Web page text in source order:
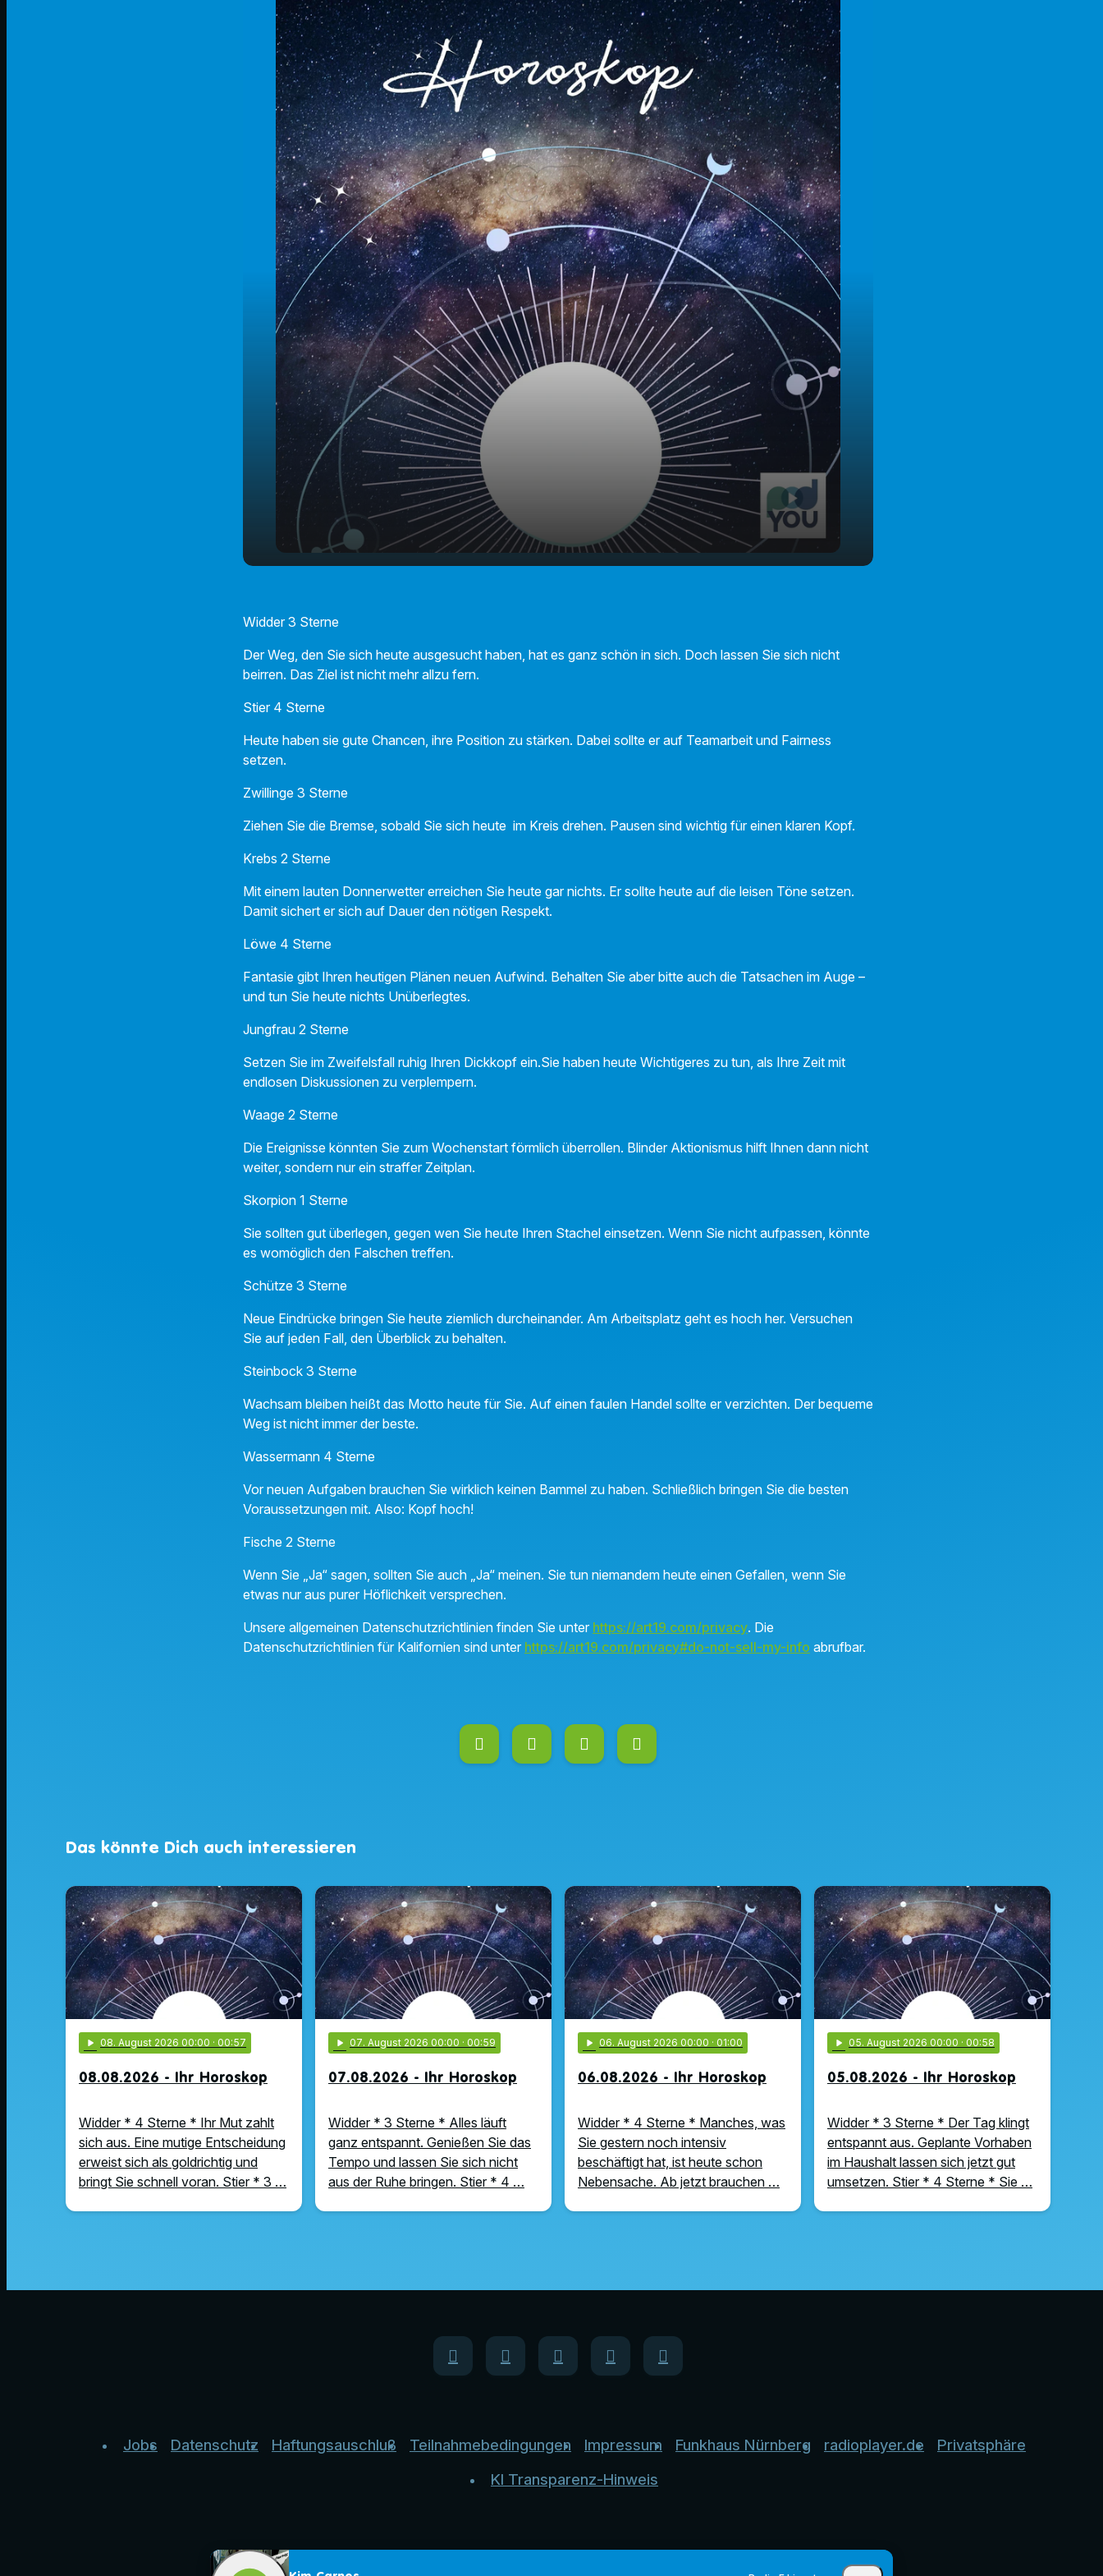
Widder 3 Sterne
Der Weg, den Sie sich heute ausgesucht haben, hat es ganz schön in sich. Doch lassen Sie sich nicht
beirren. Das Ziel ist nicht mehr allzu fern.
Stier 4 Sterne
Heute haben sie gute Chancen, ihre Position zu stärken. Dabei sollte er auf Teamarbeit und Fairness
setzen.
Zwillinge 3 Sterne
Ziehen Sie die Bremse, sobald Sie sich heute im Kreis drehen. Pausen sind wichtig für einen klaren Kopf.
Krebs 2 Sterne
Mit einem lauten Donnerwetter erreichen Sie heute gar nichts. Er sollte heute auf die leisen Töne setzen.
Damit sichert er sich auf Dauer den nötigen Respekt.
Löwe 4 Sterne
Fantasie gibt Ihren heutigen Plänen neuen Aufwind. Behalten Sie aber bitte auch die Tatsachen im Auge –
und tun Sie heute nichts Unüberlegtes.
Jungfrau 2 Sterne
Setzen Sie im Zweifelsfall ruhig Ihren Dickkopf ein.Sie haben heute Wichtigeres zu tun, als Ihre Zeit mit
endlosen Diskussionen zu verplempern.
Waage 2 Sterne
Die Ereignisse könnten Sie zum Wochenstart förmlich überrollen. Blinder Aktionismus hilft Ihnen dann nicht
weiter, sondern nur ein straffer Zeitplan.
Skorpion 1 Sterne
Sie sollten gut überlegen, gegen wen Sie heute Ihren Stachel einsetzen. Wenn Sie nicht aufpassen, könnte
es womöglich den Falschen treffen.
Schütze 3 Sterne
Neue Eindrücke bringen Sie heute ziemlich durcheinander. Am Arbeitsplatz geht es hoch her. Versuchen
Sie auf jeden Fall, den Überblick zu behalten.
Steinbock 3 Sterne
Wachsam bleiben heißt das Motto heute für Sie. Auf einen faulen Handel sollte er verzichten. Der bequeme
Weg ist nicht immer der beste.
Wassermann 4 Sterne
Vor neuen Aufgaben brauchen Sie wirklich keinen Bammel zu haben. Schließlich bringen Sie die besten
Voraussetzungen mit. Also: Kopf hoch!
Fische 2 Sterne
Wenn Sie „Ja“ sagen, sollten Sie auch „Ja“ meinen. Sie tun niemandem heute einen Gefallen, wenn Sie
etwas nur aus purer Höflichkeit versprechen.
Unsere allgemeinen Datenschutzrichtlinien finden Sie unter https://art19.com/privacy. Die
Datenschutzrichtlinien für Kalifornien sind unter https://art19.com/privacy#do-not-sell-my-info abrufbar.
Das könnte Dich auch interessieren
play_arrow 08. August 2026 00:00 · 00:57
08.08.2026 - Ihr Horoskop
Widder * 4 Sterne * Ihr Mut zahlt
sich aus. Eine mutige Entscheidung
erweist sich als goldrichtig und
bringt Sie schnell voran. Stier * 3 …
play_arrow 07. August 2026 00:00 · 00:59
07.08.2026 - Ihr Horoskop
Widder * 3 Sterne * Alles läuft
ganz entspannt. Genießen Sie das
Tempo und lassen Sie sich nicht
aus der Ruhe bringen. Stier * 4 …
play_arrow 06. August 2026 00:00 · 01:00
06.08.2026 - Ihr Horoskop
Widder * 4 Sterne * Manches, was
Sie gestern noch intensiv
beschäftigt hat, ist heute schon
Nebensache. Ab jetzt brauchen …
play_arrow 05. August 2026 00:00 · 00:58
05.08.2026 - Ihr Horoskop
Widder * 3 Sterne * Der Tag klingt
entspannt aus. Geplante Vorhaben
im Haushalt lassen sich jetzt gut
umsetzen. Stier * 4 Sterne * Sie …
Jobs Datenschutz Haftungsauschluß Teilnahmebedingungen Impressum Funkhaus Nürnberg radioplayer.de
Privatsphäre
KI Transparenz-Hinweis